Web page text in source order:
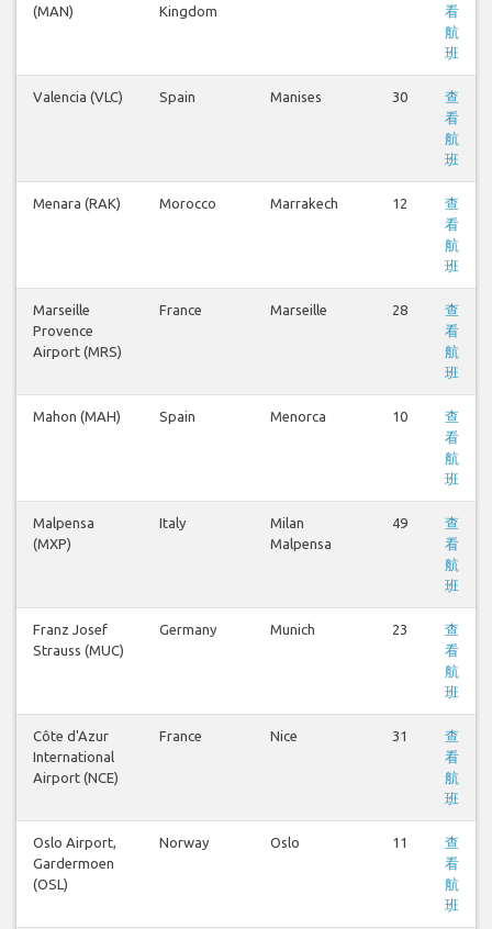
(MAN) Kingdom
看
航
班
Valencia (VLC) Spain Manises 30
查
看
航
班
Menara (RAK) Morocco Marrakech 12
查
看
航
班
Marseille
Provence
Airport (MRS)
France Marseille 28
查
看
航
班
Mahon (MAH) Spain Menorca 10
查
看
航
班
Malpensa
(MXP)
Italy
Milan
Malpensa
49
查
看
航
班
Franz Josef
Strauss (MUC)
Germany Munich 23
查
看
航
班
Côte d'Azur
International
Airport (NCE)
France Nice 31
查
看
航
班
Oslo Airport,
Gardermoen
(OSL)
Norway Oslo 11
查
看
航
班